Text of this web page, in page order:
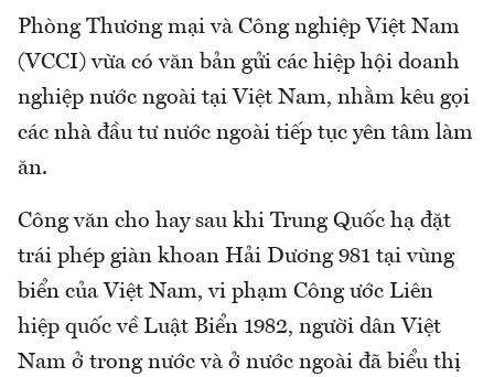
Phòng Thương mại và Công nghiệp Việt Nam
(VCCI) vừa có văn bản gửi các hiệp hội doanh
nghiệp nước ngoài tại Việt Nam, nhằm kêu gọi
các nhà đầu tư nước ngoài tiếp tục yên tâm làm
ăn.
Công văn cho hay sau khi Trung Quốc hạ đặt
trái phép giàn khoan Hải Dương 981 tại vùng
biển của Việt Nam, vi phạm Công ước Liên
hiệp quốc về Luật Biển 1982, người dân Việt
Nam ở trong nước và ở nước ngoài đã biểu thị